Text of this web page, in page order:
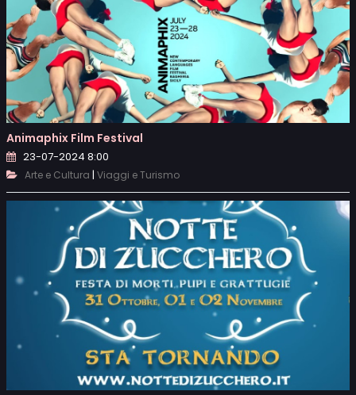
Animaphix Film Festival
23-07-2024 8:00
Arte e Cultura | Viaggi e Turismo